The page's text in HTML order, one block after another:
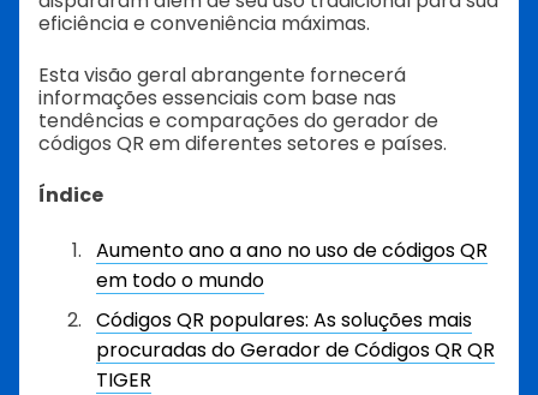
eficiência e conveniência máximas.
Esta visão geral abrangente fornecerá
informações essenciais com base nas
tendências e comparações do gerador de
códigos QR em diferentes setores e países.
Índice
Aumento ano a ano no uso de códigos QR
em todo o mundo
Códigos QR populares: As soluções mais
procuradas do Gerador de Códigos QR QR
TIGER